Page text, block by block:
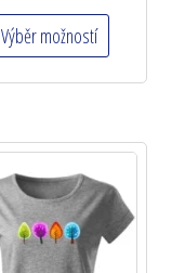
Výběr možností